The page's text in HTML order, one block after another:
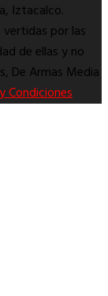
Iztacalco.
vertidas por las
de ellas y no
De Armas Media
Condiciones